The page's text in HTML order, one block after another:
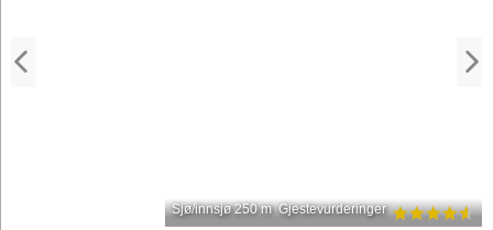
Sjø/innsjø 250 m Gjestevurderinger